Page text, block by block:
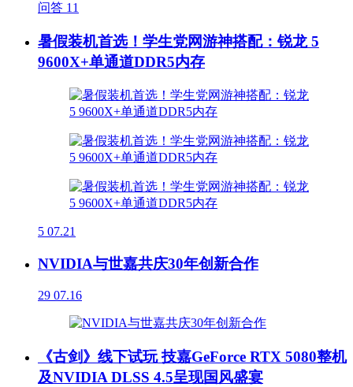
问答 11
暑假装机首选！学生党网游神搭配：锐龙 5
9600X+单通道DDR5内存
5 07.21
NVIDIA与世嘉共庆30年创新合作
29 07.16
《古剑》线下试玩 技嘉GeForce RTX 5080整机
及NVIDIA DLSS 4.5呈现国风盛宴